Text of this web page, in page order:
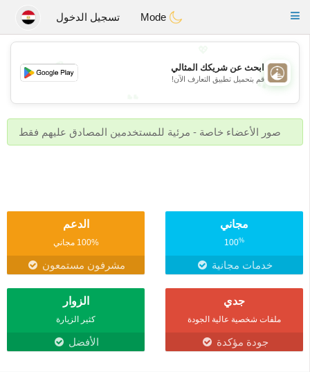
Bahebik
Toggle
تسجيل الدخول
💖
💕
ابحث عن شريكك المثالي
قم بتحميل تطبيق التعارف الآن!
صور الأعضاء خاصة - مرئية للمستخدمين المصادق عليهم فقط
مجاني
100%
خدمات مجانية
الدعم
100% مجاني
مشرفون مستمعون
جدي
ملفات شخصية عالية الجودة
جودة مؤكدة
الزوار
كثير الزيارة
الأفضل